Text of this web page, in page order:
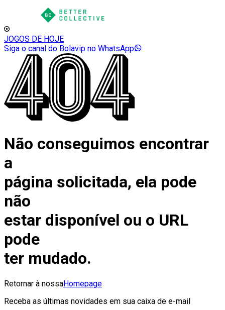
JOGOS DE HOJE
Siga o canal do Bolavip no WhatsApp
Não conseguimos encontrar
a
página solicitada, ela pode
não
estar disponível ou o URL
pode
ter mudado.
Retornar à nossaHomepage
Receba as últimas novidades em sua caixa de e-mail